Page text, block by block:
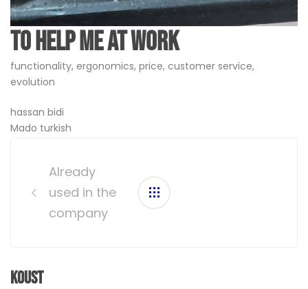
To help me at work
functionality, ergonomics, price, customer service,
evolution
hassan bidi
Mado turkish
navigationAlready
used in the
company
Koust